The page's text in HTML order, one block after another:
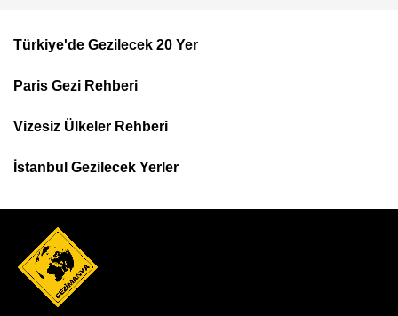
Top
Menu
Türkiye'de Gezilecek 20 Yer
Paris Gezi Rehberi
Vizesiz Ülkeler Rehberi
İstanbul Gezilecek Yerler